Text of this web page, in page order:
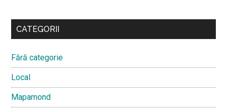
CATEGORII
Fără categorie
Local
Mapamond